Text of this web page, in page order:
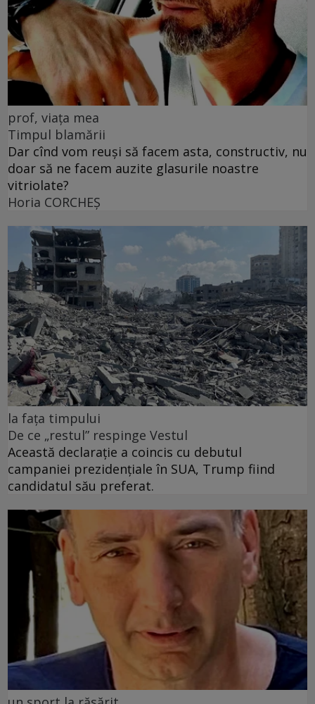
prof, viața mea
Timpul blamării
Dar cînd vom reuși să facem asta, constructiv, nu
doar să ne facem auzite glasurile noastre
vitriolate?
Horia CORCHEŞ
la fața timpului
De ce „restul” respinge Vestul
Această declarație a coincis cu debutul
campaniei prezidențiale în SUA, Trump fiind
candidatul său preferat.